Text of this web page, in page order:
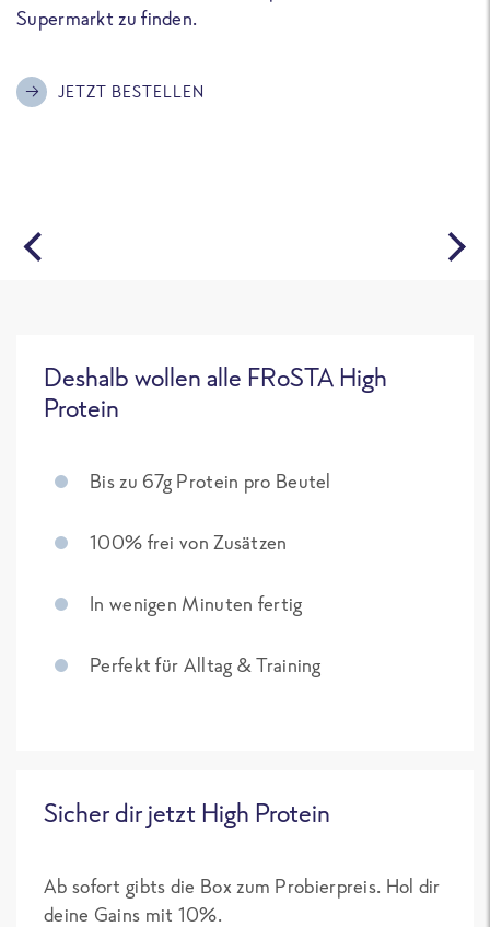
Supermarkt zu finden.
JETZT BESTELLEN
Deshalb wollen alle FRoSTA High
Protein
Bis zu 67g Protein pro Beutel
100% frei von Zusätzen
In wenigen Minuten fertig
Perfekt für Alltag & Training
Sicher dir jetzt High Protein
Ab sofort gibts die Box zum Probierpreis. Hol dir
deine Gains mit 10%.